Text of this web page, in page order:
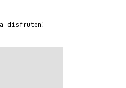
disfruten!